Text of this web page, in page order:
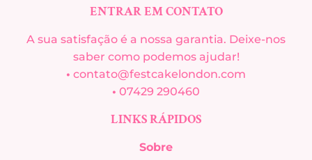
ENTRAR EM CONTATO
A sua satisfação é a nossa garantia. Deixe-nos
saber como podemos ajudar!
• contato@festcakelondon.com
• 07429 290460
LINKS RÁPIDOS
Sobre